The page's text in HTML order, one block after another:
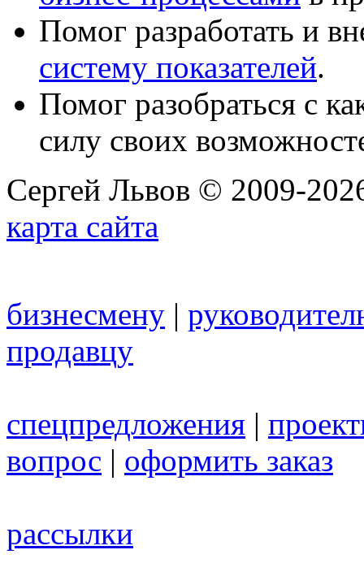
Помог разработать и
систему показателей.
Помог разобраться с
силу своих
Сергей Львов © 2009-
карта сайта
бизнесмену |
продавцу
спецпредложения |
вопрос | оформить заказ
рассылки